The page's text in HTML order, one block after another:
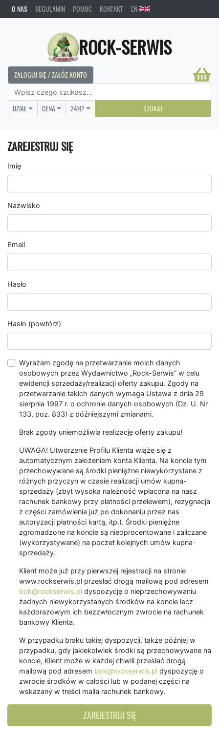
O NAS REGULAMIN POMOC KONTAKT EN
ROCK-SERWIS
ZALOGUJ SIĘ / ZAŁÓŻ KONTO
DZIAŁ CENA 24H? SZUKAJ
ZAREJESTRUJ SIĘ
Imię
Nazwisko
Email
Hasło
Hasło (powtórz)
Wyrażam zgodę na przetwarzanie moich danych
osobowych przez Wydawnictwo „Rock-Serwis” w celu
ewidencji sprzedaży/realizacji oferty zakupu. Zgody na
przetwarzanie takich danych wymaga Ustawa z dnia 29
sierpnia 1997 r. o ochronie danych osobowych (Dz. U. Nr
133, poz. 833) z późniejszymi zmianami.
Brak zgody uniemożliwia realizację oferty zakupu!
UWAGA! Utworzenie Profilu Klienta wiąże się z
automatycznym założeniem konta Klienta. Na koncie tym
przechowywane są środki pieniężne niewykorzystane z
różnych przyczyn w czasie realizacji umów kupna-
sprzedaży (zbyt wysoka należność wpłacona na nasz
rachunek bankowy przy płatności przelewem), rezygnacja
z części zamówienia już po dokonaniu przez nas
autoryzacji płatności kartą, itp.). Środki pieniężne
zgromadzone na koncie są nieoprocentowane i zaliczane
(wykorzystywane) na poczet kolejnych umów kupna-
sprzedaży.
Klient może już przy pierwszej rejestracji na stronie
www.rockserwis.pl przesłać drogą mailową pod adresem
bok@rockserwis.pl dyspozycję o nieprzechowywaniu
żadnych niewykorzystanych środków na koncie lecz
każdorazowym ich bezzwłocznym zwrocie na rachunek
bankowy Klienta.
W przypadku braku takiej dyspozycji, także później w
przypadku, gdy jakiekolwiek środki są przechowywane na
koncie, Klient może w każdej chwili przesłać drogą
mailową pod adresem bok@rockserwis.pl dyspozycję o
zwrocie środków w całości lub w podanej części na
wskazany w treści maila rachunek bankowy.
ZAREJESTRUJ SIĘ